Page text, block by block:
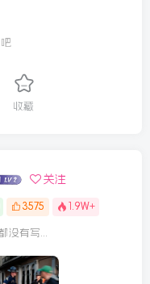
收藏
关注
3575 1.9W+
没有写...